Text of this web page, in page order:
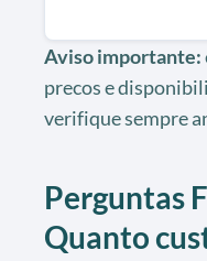
Aviso importante:
precos e
verifique sempre
Perguntas
Quanto